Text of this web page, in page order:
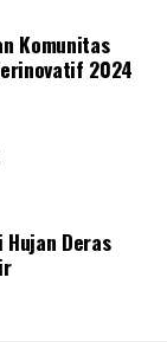
Komunitas
2024
Hujan Deras